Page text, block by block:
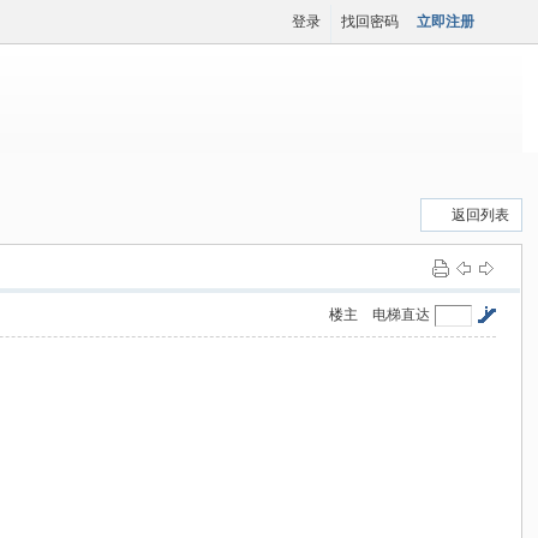
登录 找回密码 立即注册
返回列表
电梯直达
楼主